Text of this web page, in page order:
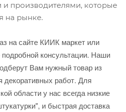
производителями, которые
на рынке.
на сайте КИИК маркет или
консультации. Наши
Вам нужный товар из
декоративных работ. Для
области у нас всегда низкие
и быстрая доставка